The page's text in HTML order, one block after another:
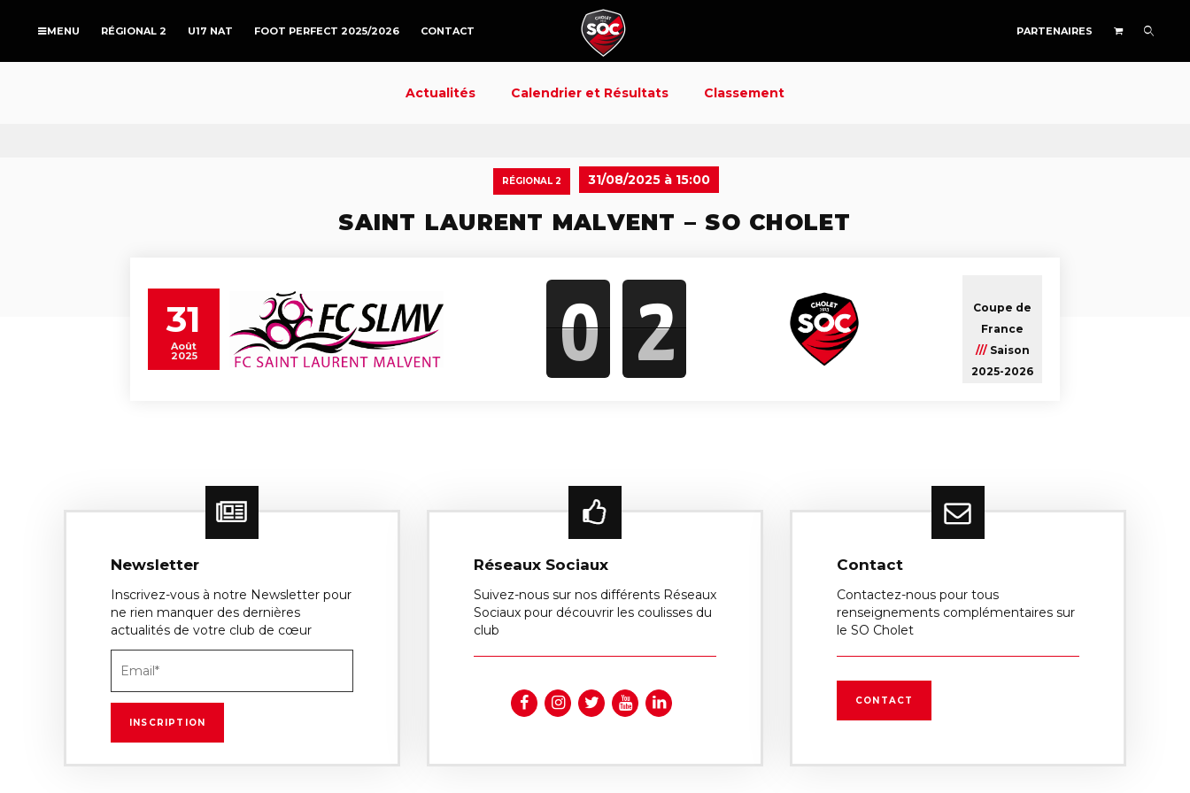
RÉGIONAL 2 U17 NAT FOOT PERFECT 2025/2026 CONTACT PARTENAIRES
Actualités Calendrier et Résultats Classement
RÉGIONAL 2 31/08/2025 à 15:00
SAINT LAURENT MALVENT – SO CHOLET
31
Août
2025 0 2
Coupe de
France
///Saison
2025-2026
Newsletter
Inscrivez-vous à notre Newsletter pour
ne rien manquer des dernières
actualités de votre club de cœur
Réseaux Sociaux
Suivez-nous sur nos différents Réseaux
Sociaux pour découvrir les coulisses du
club
Contact
Contactez-nous pour tous
renseignements complémentaires sur
le SO Cholet
CONTACT